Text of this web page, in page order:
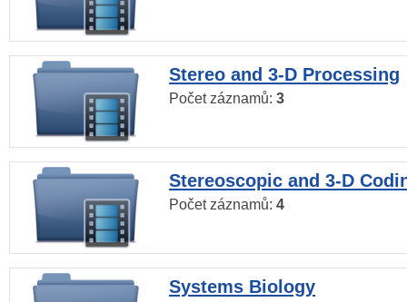
Stereo and 3-D Processing
Počet záznamů: 3
Stereoscopic and 3-D
Počet záznamů: 4
Systems Biology